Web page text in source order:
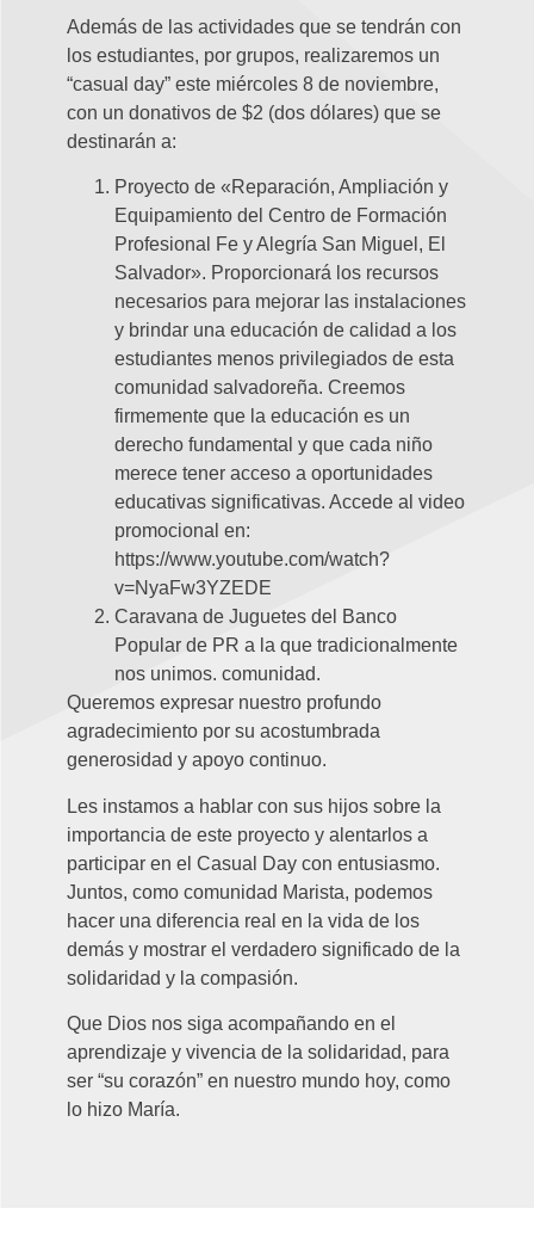
Además de las actividades que se tendrán con
los estudiantes, por grupos, realizaremos un
“casual day” este miércoles 8 de noviembre,
con un donativos de $2 (dos dólares) que se
destinarán a:
Proyecto de «Reparación, Ampliación y
Equipamiento del Centro de Formación
Profesional Fe y Alegría San Miguel, El
Salvador». Proporcionará los recursos
necesarios para mejorar las instalaciones
y brindar una educación de calidad a los
estudiantes menos privilegiados de esta
comunidad salvadoreña. Creemos
firmemente que la educación es un
derecho fundamental y que cada niño
merece tener acceso a oportunidades
educativas significativas. Accede al video
promocional en:
https://www.youtube.com/watch?
v=NyaFw3YZEDE
Caravana de Juguetes del Banco
Popular de PR a la que tradicionalmente
nos unimos. comunidad.
Queremos expresar nuestro profundo
agradecimiento por su acostumbrada
generosidad y apoyo continuo.
Les instamos a hablar con sus hijos sobre la
importancia de este proyecto y alentarlos a
participar en el Casual Day con entusiasmo.
Juntos, como comunidad Marista, podemos
hacer una diferencia real en la vida de los
demás y mostrar el verdadero significado de la
solidaridad y la compasión.
Que Dios nos siga acompañando en el
aprendizaje y vivencia de la solidaridad, para
ser “su corazón” en nuestro mundo hoy, como
lo hizo María.